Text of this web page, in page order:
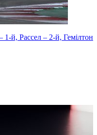
1-й, Рассел – 2-й, Гемілтон